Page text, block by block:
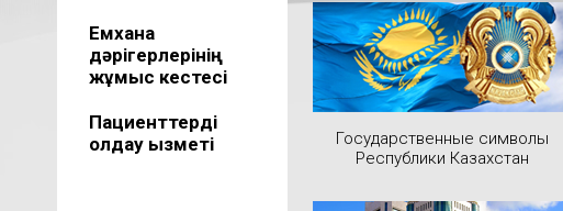
Емхана
дәрігерлерінің
жұмыс кестесі
Пациенттерді
қолдау қызметі
Государственные символы
Республики Казахстан